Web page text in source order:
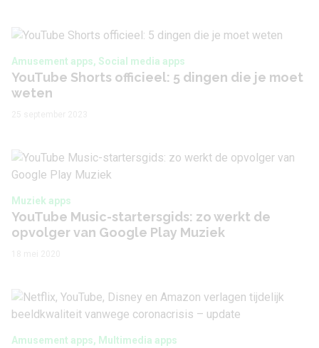
Amusement apps, Social media apps
YouTube Shorts officieel: 5 dingen die je moet
weten
Muziek apps
YouTube Music-startersgids: zo werkt de
opvolger van Google Play Muziek
Amusement apps, Multimedia apps